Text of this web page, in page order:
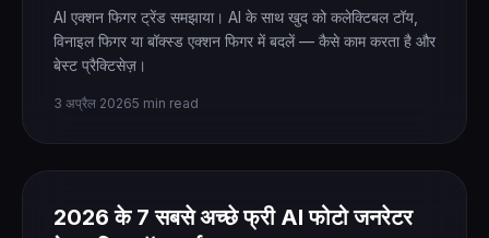
AI एक्शन फिगर ट्रेंड समझाया। AI के साथ खुद को कलेक्टिबल टॉय,
विनाइल फिगर या बॉक्स्ड एक्शन फिगर में बदलें — कैसे काम करता है और
बेस्ट प्रैक्टिसेज़।
3 अप्रैल 20265 min read
2026 के 7 सबसे अच्छे फ्री AI फोटो जनरेटर